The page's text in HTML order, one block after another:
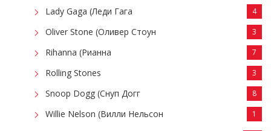
Lady Gaga (Леди Гага 4
Oliver Stone (Оливер Стоун 3
Rihanna (Рианна 7
Rolling Stones 3
Snoop Dogg (Снуп Догг 8
Willie Nelson (Вилли Нельсон 1